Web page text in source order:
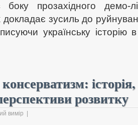
прозахідного демо-
зусиль до
українську історію
розвитку
вимір